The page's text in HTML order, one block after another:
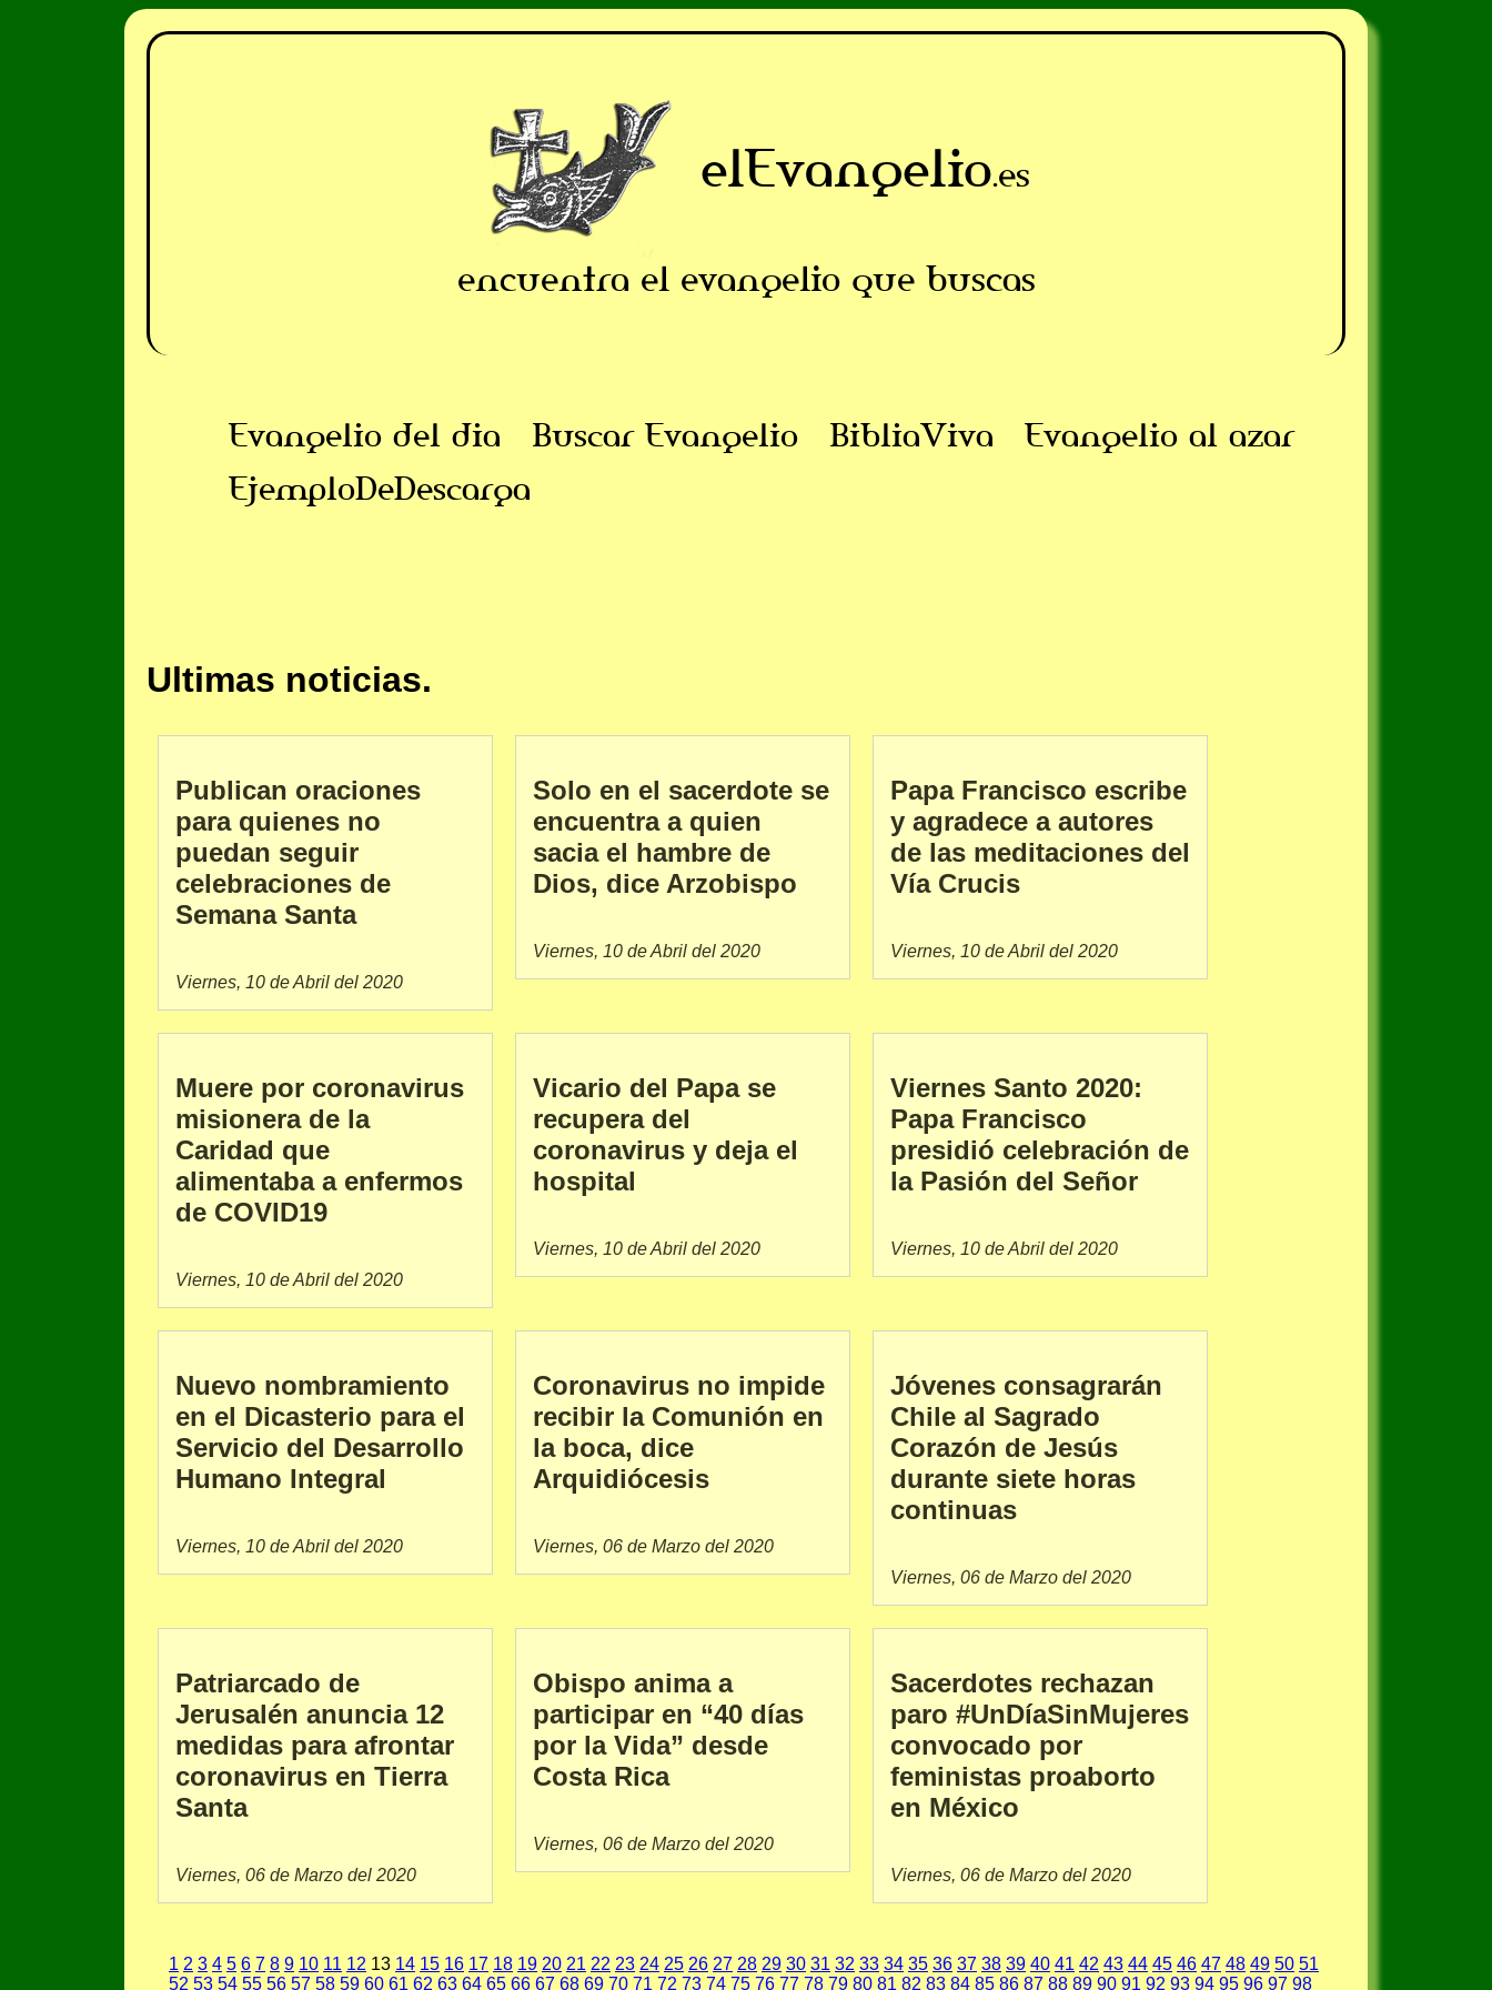
elEvangelio.es
encuentra el evangelio que buscas
Evangelio del dia Buscar Evangelio BibliaViva
Evangelio al azar
EjemploDeDescarga
Ultimas noticias.
Publican oraciones
para quienes no
puedan seguir
celebraciones de
Semana Santa
Viernes, 10 de Abril del 2020
Solo en el sacerdote se
encuentra a quien
sacia el hambre de
Dios, dice Arzobispo
Viernes, 10 de Abril del 2020
Papa Francisco escribe
y agradece a autores
de las meditaciones del
Vía Crucis
Viernes, 10 de Abril del 2020
Muere por coronavirus
misionera de la
Caridad que
alimentaba a enfermos
de COVID19
Viernes, 10 de Abril del 2020
Vicario del Papa se
recupera del
coronavirus y deja el
hospital
Viernes, 10 de Abril del 2020
Viernes Santo 2020:
Papa Francisco
presidió celebración de
la Pasión del Señor
Viernes, 10 de Abril del 2020
Nuevo nombramiento
en el Dicasterio para el
Servicio del Desarrollo
Humano Integral
Viernes, 10 de Abril del 2020
Coronavirus no impide
recibir la Comunión en
la boca, dice
Arquidiócesis
Viernes, 06 de Marzo del 2020
Jóvenes consagrarán
Chile al Sagrado
Corazón de Jesús
durante siete horas
continuas
Viernes, 06 de Marzo del 2020
Patriarcado de
Jerusalén anuncia 12
medidas para afrontar
coronavirus en Tierra
Santa
Viernes, 06 de Marzo del 2020
Obispo anima a
participar en “40 días
por la Vida” desde
Costa Rica
Viernes, 06 de Marzo del 2020
Sacerdotes rechazan
paro #UnDíaSinMujeres
convocado por
feministas proaborto
en México
Viernes, 06 de Marzo del 2020
1 2 3 4 5 6 7 8 9 10 11 12 13 14 15 16 17 18 19 20 21 22 23 24 25 26 27 28 29 30 31 32 33 34 35 36 37 38 39 40 41 42 43 44 45 46 47 48 49 50 51
52 53 54 55 56 57 58 59 60 61 62 63 64 65 66 67 68 69 70 71 72 73 74 75 76 77 78 79 80 81 82 83 84 85 86 87 88 89 90 91 92 93 94 95 96 97 98